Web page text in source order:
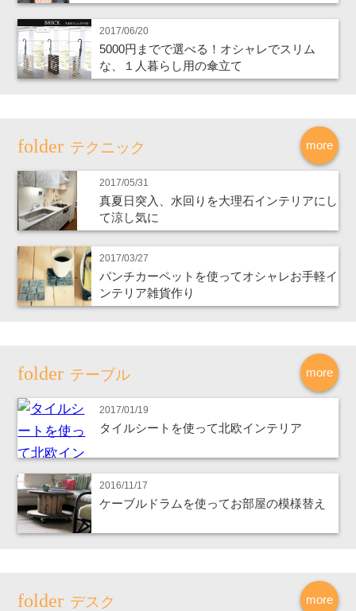
2017/06/20
5000円までで選べる！オシャレでスリム
な、１人暮らし用の傘立て
more
テクニック
2017/05/31
真夏日突入、水回りを大理石インテリアにし
て涼し気に
2017/03/27
パンチカーペットを使ってオシャレお手軽イ
ンテリア雑貨作り
more
テーブル
2017/01/19
タイルシートを使って北欧インテリア
2016/11/17
ケーブルドラムを使ってお部屋の模様替え
more
デスク